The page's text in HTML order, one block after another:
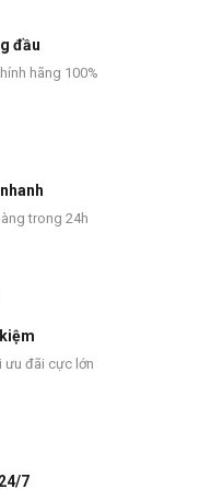
đầu
hãng 100%
trong 24h
ưu đãi cực lớn
7